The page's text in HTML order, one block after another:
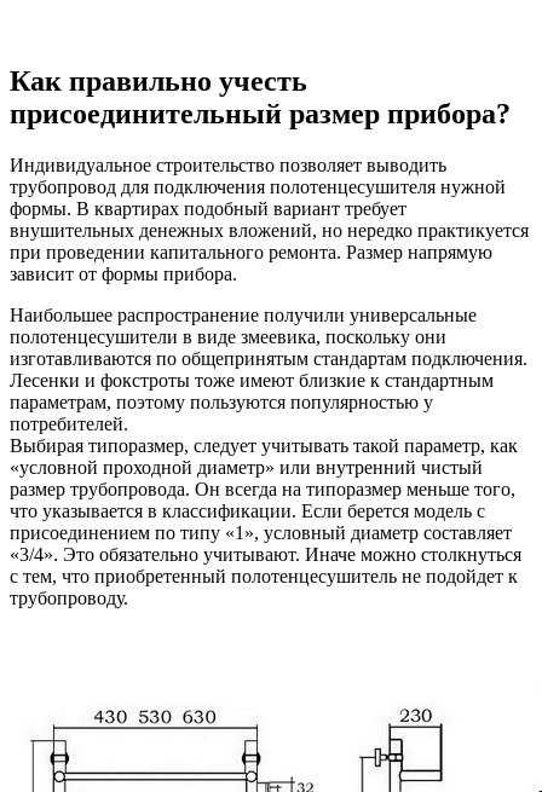
Как правильно учесть
присоединительный размер прибора?
Индивидуальное строительство позволяет выводить
трубопровод для подключения полотенцесушителя нужной
формы. В квартирах подобный вариант требует
внушительных денежных вложений, но нередко практикуется
при проведении капитального ремонта. Размер напрямую
зависит от формы прибора.
Наибольшее распространение получили универсальные
полотенцесушители в виде змеевика, поскольку они
изготавливаются по общепринятым стандартам подключения.
Лесенки и фокстроты тоже имеют близкие к стандартным
параметрам, поэтому пользуются популярностью у
потребителей.
Выбирая типоразмер, следует учитывать такой параметр, как
«условной проходной диаметр» или внутренний чистый
размер трубопровода. Он всегда на типоразмер меньше того,
что указывается в классификации. Если берется модель с
присоединением по типу «1», условный диаметр составляет
«3/4». Это обязательно учитывают. Иначе можно столкнуться
с тем, что приобретенный полотенцесушитель не подойдет к
трубопроводу.